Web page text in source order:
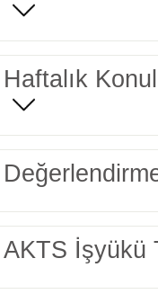
Haftalık
AKTS İşyükü